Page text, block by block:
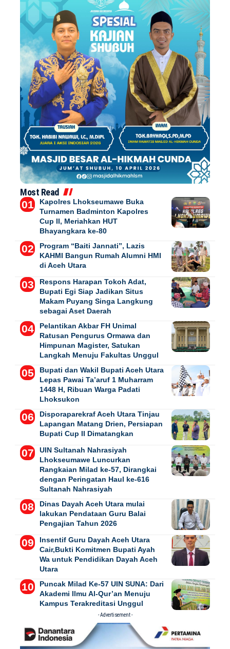
Most Read
Kapolres Lhokseumawe Buka
Turnamen Badminton Kapolres
Cup II, Meriahkan HUT
Bhayangkara ke-80
Program “Baiti Jannati”, Lazis
KAHMI Bangun Rumah Alumni HMI
di Aceh Utara
Respons Harapan Tokoh Adat,
Bupati Egi Siap Jadikan Situs
Makam Puyang Singa Langkung
sebagai Aset Daerah
Pelantikan Akbar FH Unimal
Ratusan Pengurus Ormawa dan
Himpunan Magister, Satukan
Langkah Menuju Fakultas Unggul
Bupati dan Wakil Bupati Aceh Utara
Lepas Pawai Ta’aruf 1 Muharram
1448 H, Ribuan Warga Padati
Lhoksukon
Disporaparekraf Aceh Utara Tinjau
Lapangan Matang Drien, Persiapan
Bupati Cup II Dimatangkan
UIN Sultanah Nahrasiyah
Lhokseumawe Luncurkan
Rangkaian Milad ke-57, Dirangkai
dengan Peringatan Haul ke-616
Sultanah Nahrasiyah
Dinas Dayah Aceh Utara mulai
lakukan Pendataan Guru Balai
Pengajian Tahun 2026
Insentif Guru Dayah Aceh Utara
Cair,Bukti Komitmen Bupati Ayah
Wa untuk Pendidikan Dayah Aceh
Utara
Puncak Milad Ke-57 UIN SUNA: Dari
Akademi Ilmu Al-Qur’an Menuju
Kampus Terakreditasi Unggul
- Advertisement -